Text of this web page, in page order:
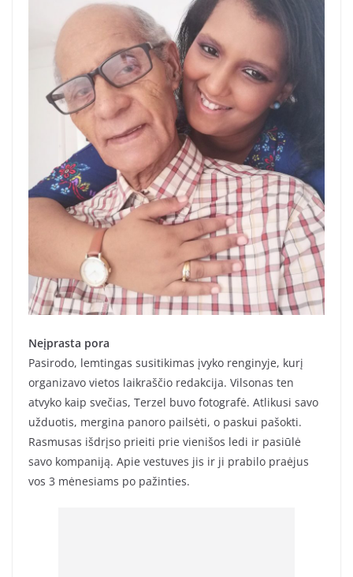
Neįprasta pora
Pasirodo, lemtingas susitikimas įvyko renginyje, kurį
organizavo vietos laikraščio redakcija. Vilsonas ten
atvyko kaip svečias, Terzel buvo fotografė. Atlikusi savo
užduotis, mergina panoro pailsėti, o paskui pašokti.
Rasmusas išdrįso prieiti prie vienišos ledi ir pasiūlė
savo kompaniją. Apie vestuves jis ir ji prabilo praėjus
vos 3 mėnesiams po pažinties.